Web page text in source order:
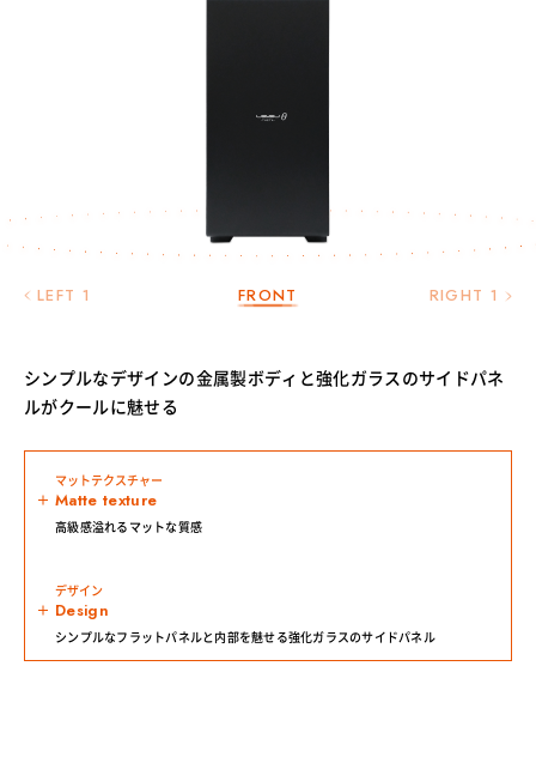
シンプルなデザインの金属製ボディと強化ガラスのサイドパネ
ルがクールに魅せる
マットテクスチャー
Matte texture
高級感溢れるマットな質感
デザイン
Design
シンプルなフラットパネルと内部を魅せる強化ガラスのサイドパネル
LEFT 1 FRONT RIGHT 1